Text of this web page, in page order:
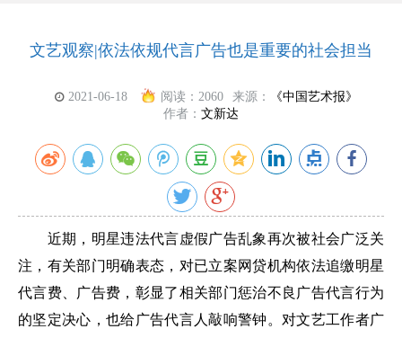
文艺观察|依法依规代言广告也是重要的社会担当
2021-06-18 阅读： 2060 来源：
《中国艺术报》
作者： 文新达
近期，明星违法代言虚假广告乱象再次被社会广泛关
注，有关部门明确表态，对已立案网贷机构依法追缴明星
代言费、广告费，彰显了相关部门惩治不良广告代言行为
的坚定决心，也给广告代言人敲响警钟。对文艺工作者广